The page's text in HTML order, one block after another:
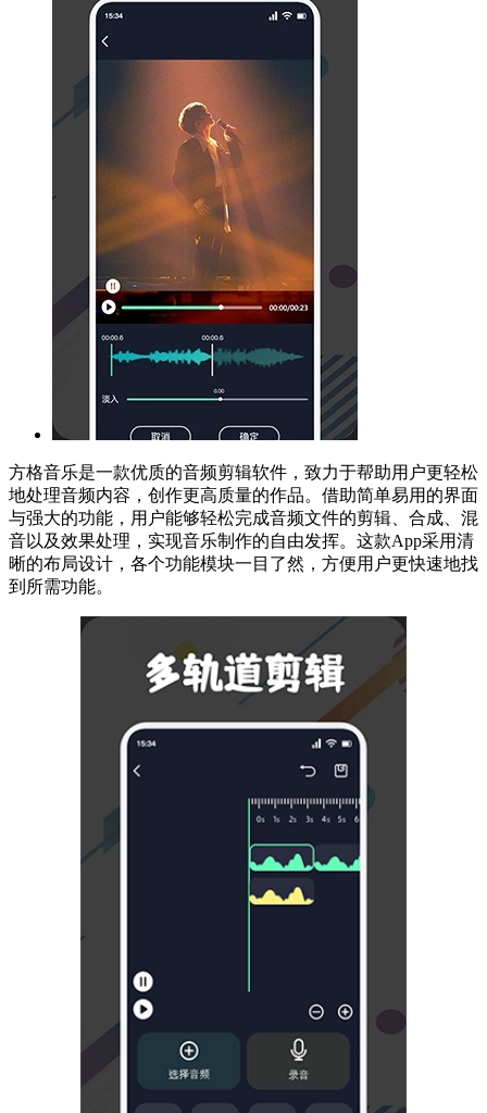
方格音乐是一款优质的音频剪辑软件，致力于帮助用户更轻松
地处理音频内容，创作更高质量的作品。借助简单易用的界面
与强大的功能，用户能够轻松完成音频文件的剪辑、合成、混
音以及效果处理，实现音乐制作的自由发挥。这款App采用清
晰的布局设计，各个功能模块一目了然，方便用户更快速地找
到所需功能。